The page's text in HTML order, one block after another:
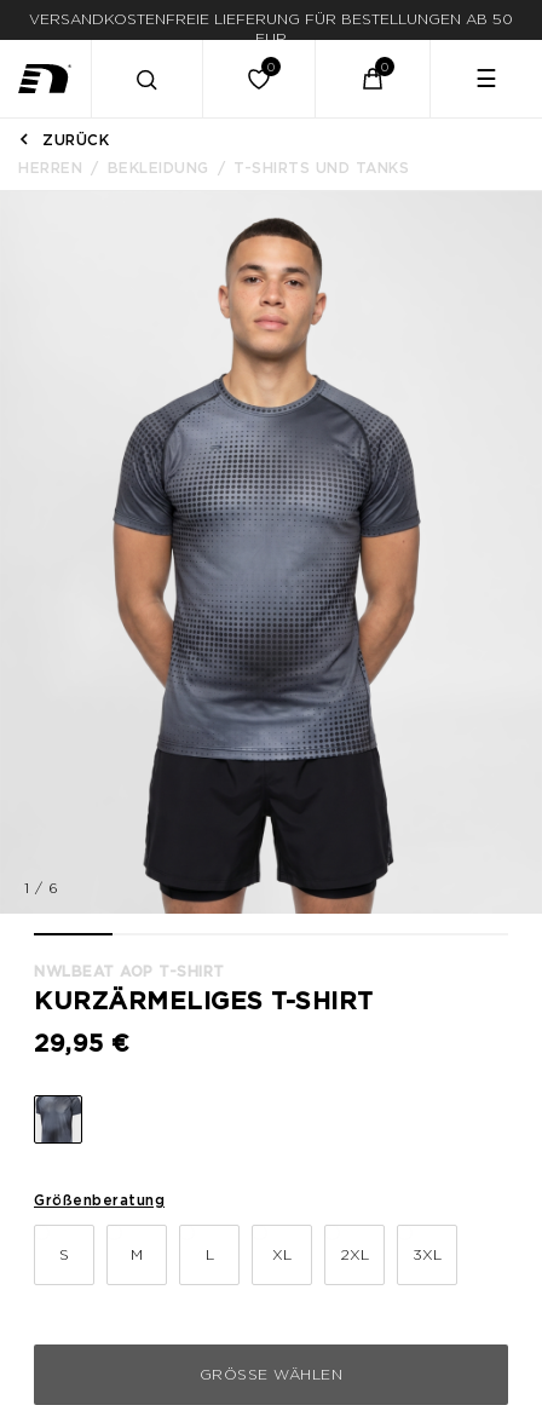
VERSANDKOSTENFREIE LIEFERUNG FÜR BESTELLUNGEN AB 50
EUR
☰
ZURÜCK
HERREN
BEKLEIDUNG T-SHIRTS UND TANKS
1 / 6
NWLBEAT AOP T-SHIRT
KURZÄRMELIGES T-SHIRT
29,95 €
Größenberatung
S M L XL 2XL 3XL
GRÖSSE WÄHLEN